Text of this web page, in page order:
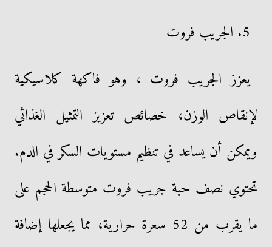
5. الجريب فروت
يعزز الجريب فروت ، وهو فاكهة كلاسيكية
لإنقاص الوزن، خصائص تعزيز التمثيل الغذائي
ويمكن أن يساعد في تنظيم مستويات السكر في الدم.
تحتوي نصف حبة جريب فروت متوسطة الحجم على
ما يقرب من 52 سعرة حرارية، مما يجعلها إضافة